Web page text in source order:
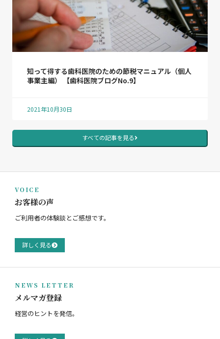
知って得する歯科医院のための節税マニュアル（個人
事業主編） 【歯科医院ブログNo.9】
2021年10月30日
すべての記事を見る
VOICE
お客様の声
ご利用者の体験談とご感想です。
詳しく見る
NEWS LETTER
メルマガ登録
経営のヒントを発信。